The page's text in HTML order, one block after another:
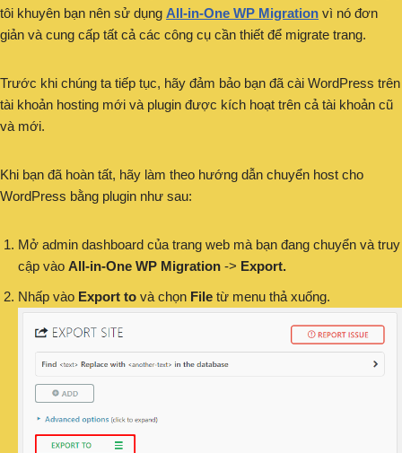
tôi khuyên bạn nên sử dụng All-in-One WP Migration vì nó đơn
giản và cung cấp tất cả các công cụ cần thiết để migrate trang.
Trước khi chúng ta tiếp tục, hãy đảm bảo bạn đã cài WordPress trên
tài khoản hosting mới và plugin được kích hoạt trên cả tài khoản cũ
và mới.
Khi bạn đã hoàn tất, hãy làm theo hướng dẫn chuyển host cho
WordPress bằng plugin như sau:
Mở admin dashboard của trang web mà bạn đang chuyển và truy
cập vào All-in-One WP Migration -> Export.
Nhấp vào Export to và chọn File từ menu thả xuống.